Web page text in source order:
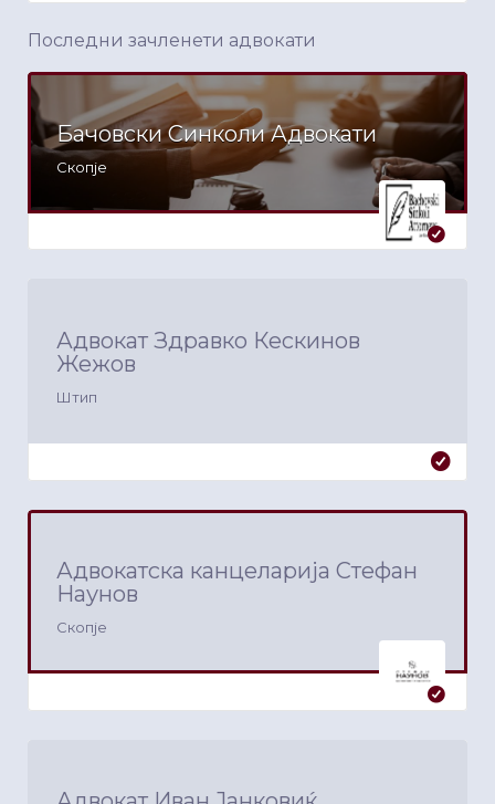
Последни зачленети адвокати
Бачовски Синколи Адвокати
Скопје
Адвокат Здравко Кескинов
Жежов
Штип
Адвокатска канцеларија Стефан
Наунов
Скопје